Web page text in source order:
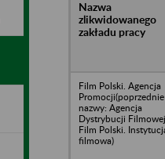
Nazwa
zlikwidowanego
zakładu pracy
Film Polski. Agencja
Promocji(poprzednie
nazwy: Agencja
Dystrybucji
Film Polski.
filmowa)